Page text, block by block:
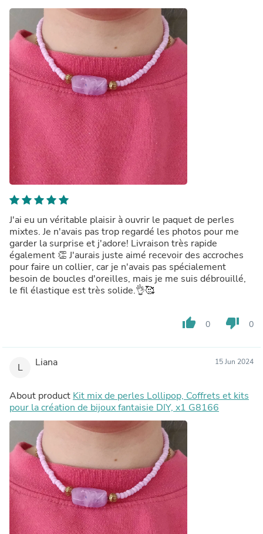
J'ai eu un véritable plaisir à ouvrir le paquet de perles
mixtes. Je n'avais pas trop regardé les photos pour me
garder la surprise et j'adore! Livraison très rapide
également 👏 J'aurais juste aimé recevoir des accroches
pour faire un collier, car je n'avais pas spécialement
besoin de boucles d'oreilles, mais je me suis débrouillé,
le fil élastique est très solide.👌🥰
thumb_up 0 thumb_down 0
L Liana 15 Jun 2024
About product Kit mix de perles Lollipop, Coffrets et kits
pour la création de bijoux fantaisie DIY, x1 G8166